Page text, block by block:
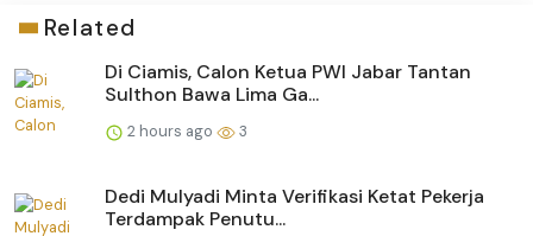
Related
Di Ciamis, Calon Ketua PWI Jabar Tantan
Sulthon Bawa Lima Ga...
2 hours ago 3
Dedi Mulyadi Minta Verifikasi Ketat Pekerja
Terdampak Penutu...